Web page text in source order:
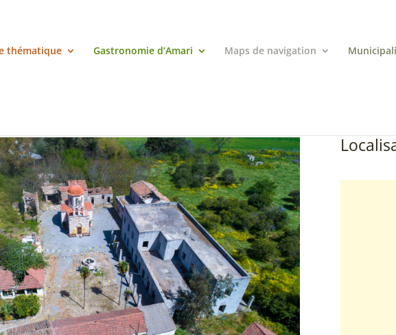
thématique Gastronomie d’Amari Maps de navigation